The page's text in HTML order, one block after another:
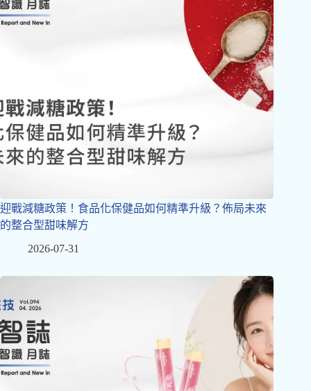
迎戰減糖政策！食品化保健品如何精準升級？佈局未來
的整合型甜味解方
2026-07-31